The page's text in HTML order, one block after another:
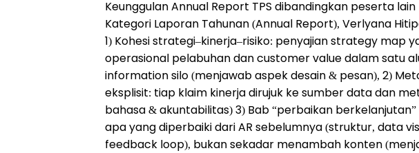
Keunggulan Annual Report TPS dibandingkan peserta
Kategori Laporan Tahunan (Annual Report), Verlyana
1) Kohesi strategi–kinerja–risiko: penyajian strategy map
operasional pelabuhan dan customer value dalam satu
information silo (menjawab aspek desain & pesan), 2)
eksplisit: tiap klaim kinerja dirujuk ke sumber data dan
bahasa & akuntabilitas) 3) Bab “perbaikan
apa yang diperbaiki dari AR sebelumnya (struktur, data
feedback loop), bukan sekadar menambah konten